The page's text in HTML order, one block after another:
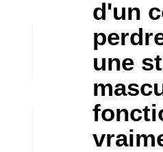
d'un
une